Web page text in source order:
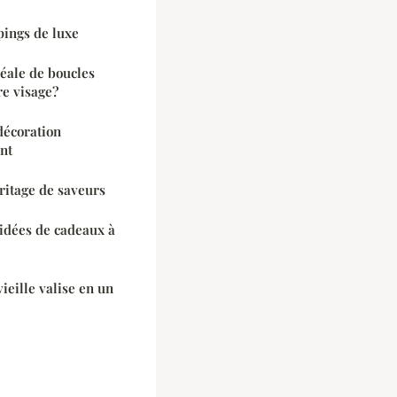
de luxe
de boucles
visage?
de saveurs
de cadeaux à
valise en un